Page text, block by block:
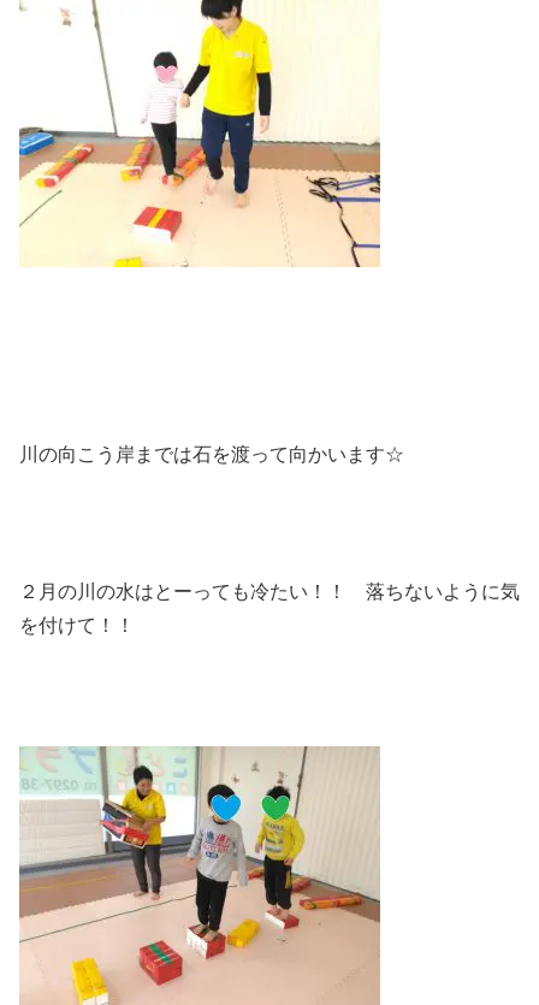
川の向こう岸までは石を渡って向かいます☆
２月の川の水はとーっても冷たい！！ 落ちないように気
を付けて！！